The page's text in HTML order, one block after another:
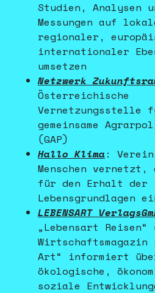
Studien, Analysen
Messungen auf
regionaler,
internationaler
umsetzen
Netzwerk
Österreichische
Vernetzungsstelle
gemeinsame
(GAP)
Hallo Klima:
Menschen
für den Erhalt der
Lebensgrundlagen
LEBENSART
„Lebensart Reisen“
Wirtschaftsmagazin
Art“ informiert
ökologische,
soziale